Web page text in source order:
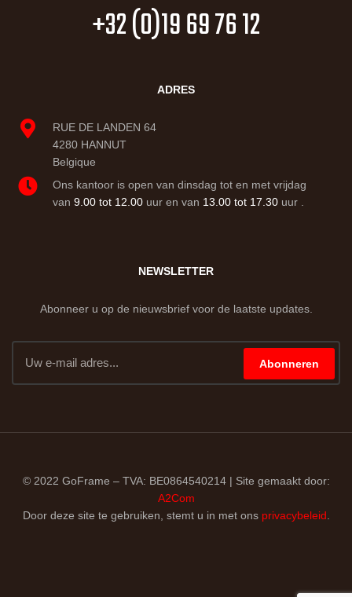
+32 (0)19 69 76 12
ADRES
RUE DE LANDEN 64
4280 HANNUT
Belgique
Ons kantoor is open van dinsdag tot en met vrijdag
van 9.00 tot 12.00uur en van 13.00 tot 17.30uur .
NEWSLETTER
Abonneer u op de nieuwsbrief voor de laatste updates.
Abonneren
© 2022 GoFrame – TVA: BE0864540214 | Site gemaakt door:
A2Com
Door deze site te gebruiken, stemt u in met ons privacybeleid